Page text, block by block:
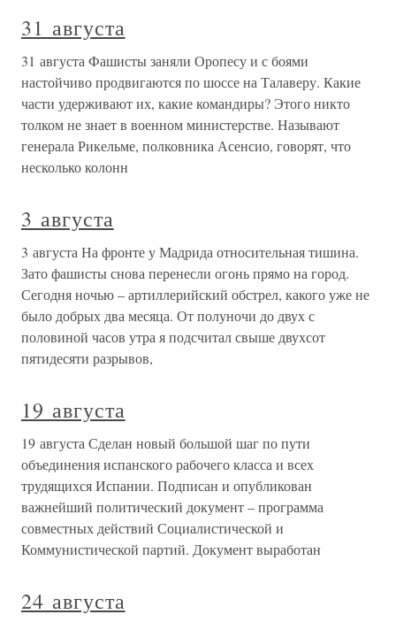
31 августа
31 августа Фашисты заняли Оропесу и с боями
настойчиво продвигаются по шоссе на Талаверу. Какие
части удерживают их, какие командиры? Этого никто
толком не знает в военном министерстве. Называют
генерала Рикельме, полковника Асенсио, говорят, что
несколько колонн
3 августа
3 августа На фронте у Мадрида относительная тишина.
Зато фашисты снова перенесли огонь прямо на город.
Сегодня ночью – артиллерийский обстрел, какого уже не
было добрых два месяца. От полуночи до двух с
половиной часов утра я подсчитал свыше двухсот
пятидесяти разрывов,
19 августа
19 августа Сделан новый большой шаг по пути
объединения испанского рабочего класса и всех
трудящихся Испании. Подписан и опубликован
важнейший политический документ – программа
совместных действий Социалистической и
Коммунистической партий. Документ выработан
24 августа